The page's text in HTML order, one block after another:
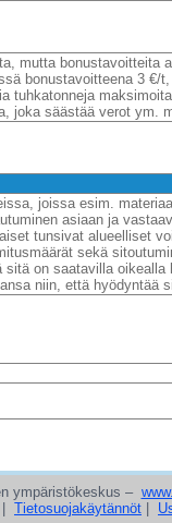
mutta
bonustavoitteena 3
tuhkatonneja
joka säästää verot ym.
joissa esim.
asiaan ja
tunsivat alueelliset
sekä
on saatavilla
niin, että hyödyntää
ympäristökeskus –
Tietosuojakäytännöt